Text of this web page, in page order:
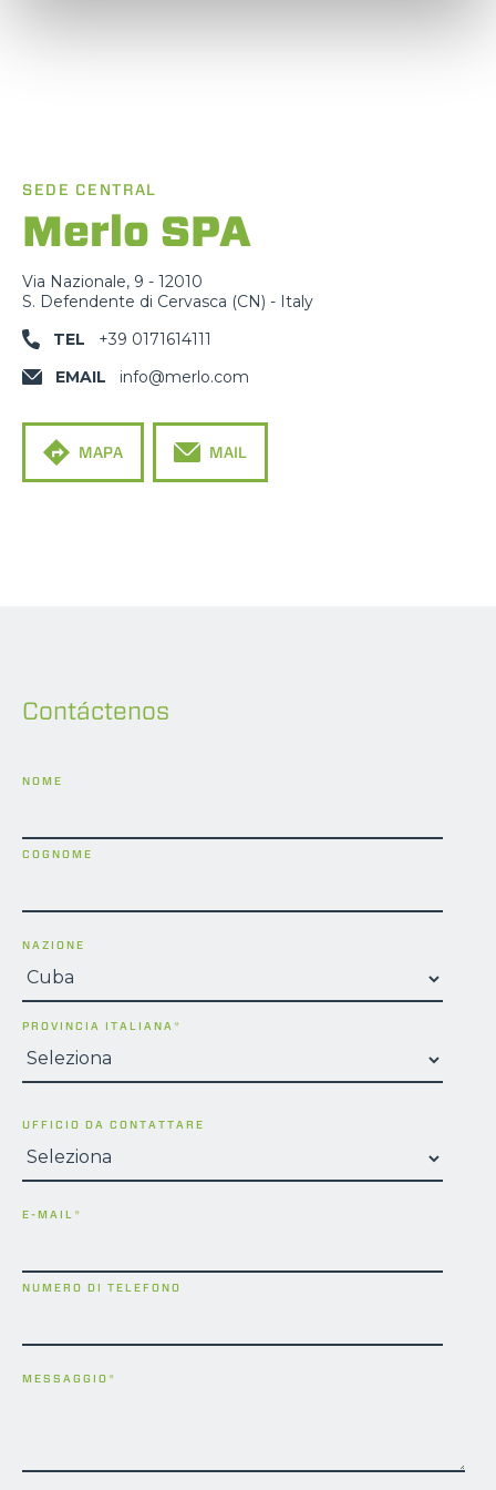
SEDE CENTRAL
Merlo SPA
Via Nazionale, 9 - 12010
S. Defendente di Cervasca (CN) - Italy
TEL
+39 0171614111
EMAIL
info@merlo.com
MAPA MAIL
Contáctenos
NOME
COGNOME
NAZIONE
PROVINCIA ITALIANA*
UFFICIO DA CONTATTARE
E-MAIL*
NUMERO DI TELEFONO
MESSAGGIO*